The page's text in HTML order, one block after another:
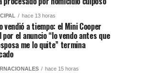
hace 13 horas
vendió a tiempo: el Mini Cooper
el anuncio “lo vendo antes que
me lo quite” termina
hace 15 horas